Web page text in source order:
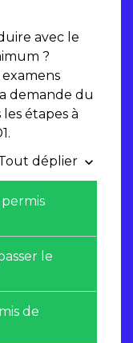
avec le
?
examens
demande du
étapes à
déplier keyboard_arrow_down
le
de